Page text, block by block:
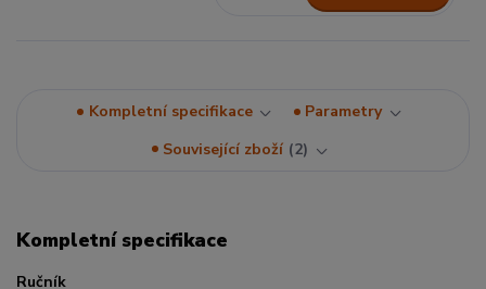
Kompletní specifikace
Parametry
Související zboží 2
Kompletní specifikace
Ručník